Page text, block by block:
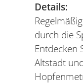
Details:
durch die
Entdecken
Altstadt